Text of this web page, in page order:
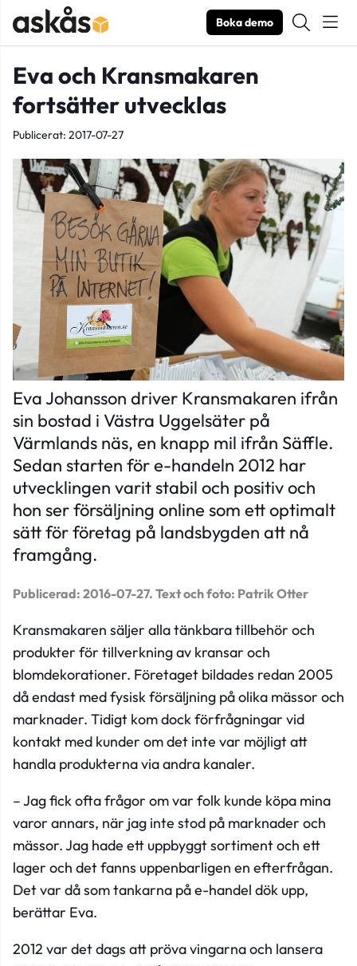
Boka demo
Eva och Kransmakaren
fortsätter utvecklas
Publicerat: 2017-07-27
Eva Johansson driver Kransmakaren ifrån
sin bostad i Västra Uggelsäter på
Värmlands näs, en knapp mil ifrån Säffle.
Sedan starten för e-handeln 2012 har
utvecklingen varit stabil och positiv och
hon ser försäljning online som ett optimalt
sätt för företag på landsbygden att nå
framgång.
Publicerad: 2016-07-27. Text och foto: Patrik Otter
Kransmakaren säljer alla tänkbara tillbehör och
produkter för tillverkning av kransar och
blomdekorationer. Företaget bildades redan 2005
då endast med fysisk försäljning på olika mässor och
marknader. Tidigt kom dock förfrågningar vid
kontakt med kunder om det inte var möjligt att
handla produkterna via andra kanaler.
– Jag fick ofta frågor om var folk kunde köpa mina
varor annars, när jag inte stod på marknader och
mässor. Jag hade ett uppbyggt sortiment och ett
lager och det fanns uppenbarligen en efterfrågan.
Det var då som tankarna på e-handel dök upp,
berättar Eva.
2012 var det dags att pröva vingarna och lansera